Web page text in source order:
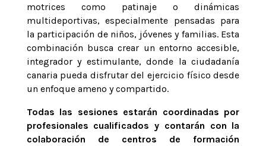
motrices como patinaje o dinámicas
multideportivas, especialmente pensadas para
la participación de niños, jóvenes y familias. Esta
combinación busca crear un entorno accesible,
integrador y estimulante, donde la ciudadanía
canaria pueda disfrutar del ejercicio físico desde
un enfoque ameno y compartido.
Todas las sesiones estarán coordinadas por
profesionales cualificados y contarán con la
colaboración de centros de formación